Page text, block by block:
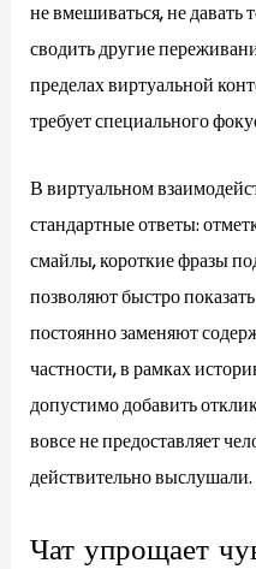
не вмешиваться, не давать
сводить другие
пределах виртуальной
требует специального
В виртуальном
стандартные ответы:
смайлы, короткие фразы
позволяют быстро
постоянно заменяют
частности, в рамках
допустимо добавить
вовсе не предоставляет
действительно выслушали.
Чат упрощает